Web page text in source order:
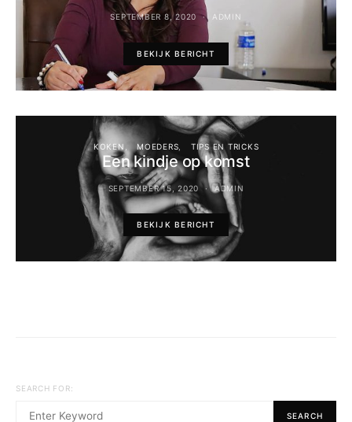
SEPTEMBER 8, 2020 ADMIN
BEKIJK BERICHT
KOKEN MOEDERS TIPS EN TRICKS
Een kindje op komst
SEPTEMBER 15, 2020 ADMIN
BEKIJK BERICHT
SEARCH FOR:
SEARCH